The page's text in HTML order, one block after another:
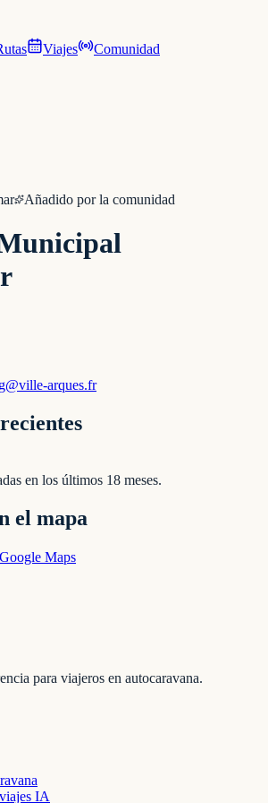
Viajes Comunidad
Añadido por la comunidad
arques.fr
en los últimos 18 meses.
el mapa
Maps
para viajeros en autocaravana.
IA